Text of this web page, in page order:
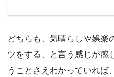
どちらも、気晴らしや娯楽
ツをする、と言う感じが感
うことさえわかっていれば